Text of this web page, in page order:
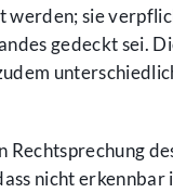
sie
gedeckt sei.
Rechtsprechung
nicht